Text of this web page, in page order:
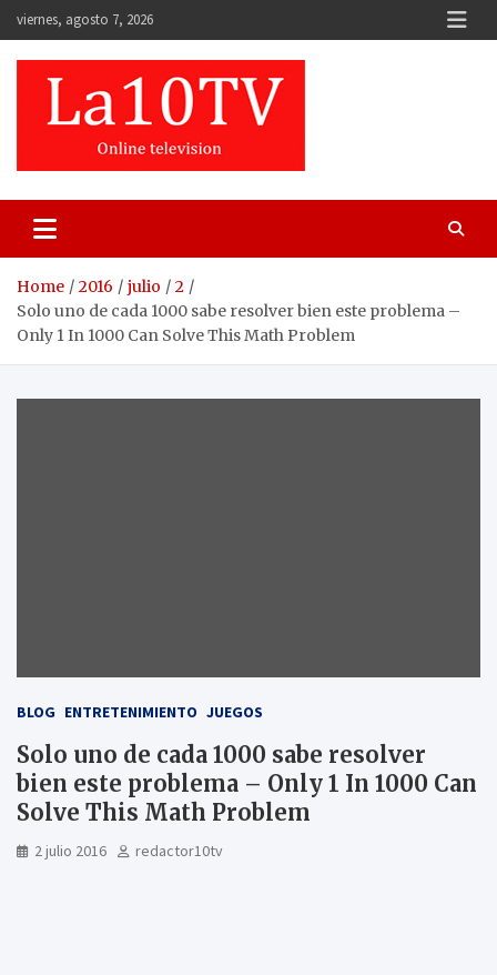
Skip
to
content
viernes, agosto 7, 2026
Home 2016 julio
2
Solo uno de cada 1000 sabe resolver bien este problema –
Only 1 In 1000 Can Solve This Math Problem
BLOG ENTRETENIMIENTO JUEGOS
Solo uno de cada 1000 sabe resolver
bien este problema – Only 1 In 1000 Can
Solve This Math Problem
2 julio 2016 redactor10tv